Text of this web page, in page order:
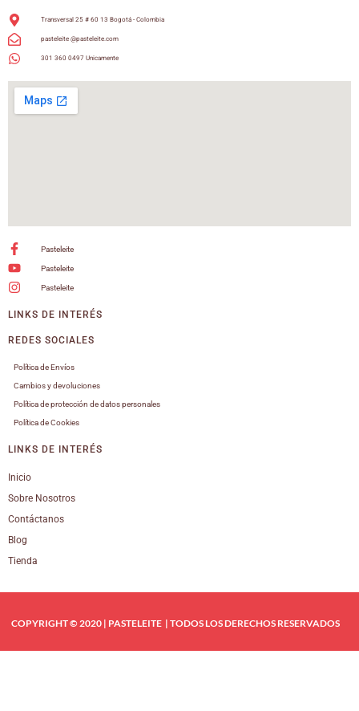
Transversal 25 # 60 13 Bogotá - Colombia
pasteleite @pasteleite.com
301 360 0497 Unicamente
Pasteleite
Pasteleite
Pasteleite
LINKS DE INTERÉS
REDES SOCIALES
Política de Envíos
Cambios y devoluciones
Política de protección de datos personales
Política de Cookies
LINKS DE INTERÉS
Inicio
Sobre Nosotros
Contáctanos
Blog
Tienda
COPYRIGHT © 2020 | PASTELEITE | TODOS LOS DERECHOS RESERVADOS